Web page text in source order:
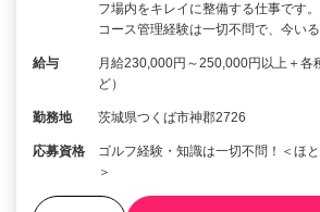
フ場内をキレイに整備する仕事です
コース管理経験は一切不問で、今い
給与
月給230,000円～250,000円以上＋各
ど）
勤務地 茨城県つくば市神郡2726
応募資格
ゴルフ経験・知識は一切不問！＜ほ
＞